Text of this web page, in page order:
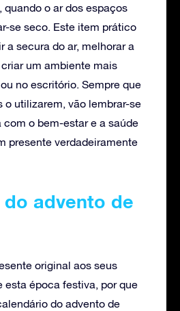
quando o ar dos espaços
se seco. Este item prático
a secura do ar, melhorar a
um ambiente mais
no escritório. Sempre que
o utilizarem, vão lembrar-se
com o bem-estar e a saúde
presente verdadeiramente
advento de
original aos seus
esta época festiva, por que
do advento de